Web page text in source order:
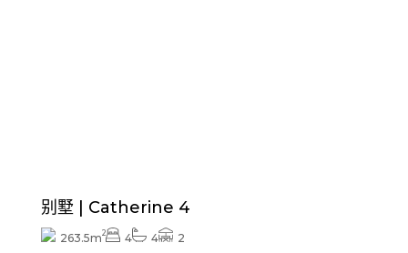
别墅 | Catherine 4
263.5m2 4 4 2